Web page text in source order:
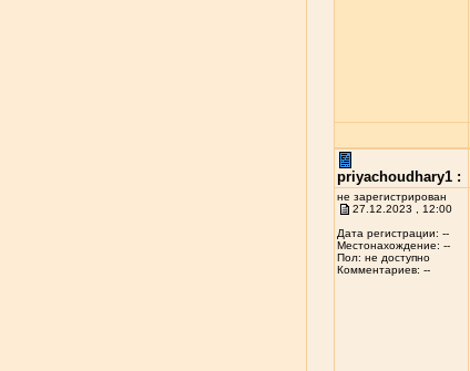
priyachoudhary1 :
не зарегистрирован
27.12.2023 , 12:00
Дата регистрации: --
Местонахождение: --
Пол: не доступно
Комментариев: --